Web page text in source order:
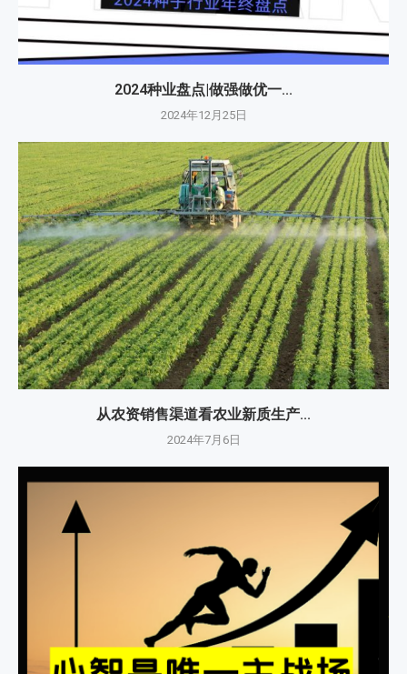
2024种业盘点|做强做优一...
2024年12月25日
从农资销售渠道看农业新质生产...
2024年7月6日